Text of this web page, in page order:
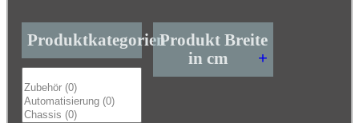
ProduktkategorienProdukt Breite
in cm
+